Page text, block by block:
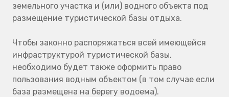
земельного участка и (или) водного объекта под
размещение туристической базы отдыха.
Чтобы законно распоряжаться всей имеющейся
инфраструктурой туристической базы,
необходимо будет также оформить право
пользования водным объектом (в том случае если
база размещена на берегу водоема).